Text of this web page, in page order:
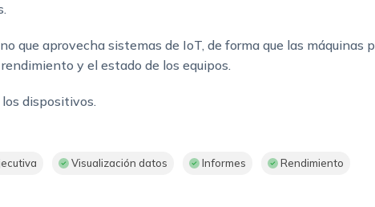
que aprovecha sistemas de IoT, de forma que las máquinas
y el estado de los equipos.
dispositivos.
Visualización datos Informes Rendimiento